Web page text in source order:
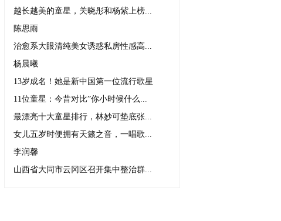
越长越美的童星，关晓彤和杨紫上榜...
陈思雨
治愈系大眼清纯美女诱惑私房性感高...
杨晨曦
13岁成名！她是新中国第一位流行歌星
11位童星：今昔对比”你小时候什么...
最漂亮十大童星排行，林妙可垫底张...
女儿五岁时便拥有天籁之音，一唱歌...
李润馨
山西省大同市云冈区召开集中整治群...